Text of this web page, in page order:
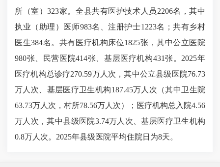
所（室）323家。全县共有医护技术人员2206名，其中
执业（助理）医师983名、注册护士1223名；共有乡村
医生384名。共有医疗机构床位1825张，其中公立医院
980张、民营医院414张、基层医疗机构431张。2025年
医疗机构总诊疗270.59万人次，其中公立县级医院76.73
万人次、基层医疗卫生机构187.45万人次（其中卫生院
63.73万人次，村所78.56万人次）；医疗机构总入院4.56
万人次，其中县级医院3.74万人次、基层医疗卫生机构
0.8万人次。2025年县级医院平均住院日为8天。